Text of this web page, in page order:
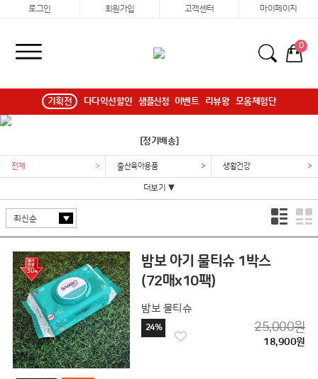
로그인 회원가입 고객센터 마이페이지
0
기획전 다다익선할인 샘플신청 이벤트 리뷰왕 모움체험단
[정기배송]
전체 > 출산육아용품 > 생활건강 >
더보기 ▼
밤보 아기 물티슈 1박스
(72매x10팩)
밤보 물티슈
24% 25,000원
18,900원